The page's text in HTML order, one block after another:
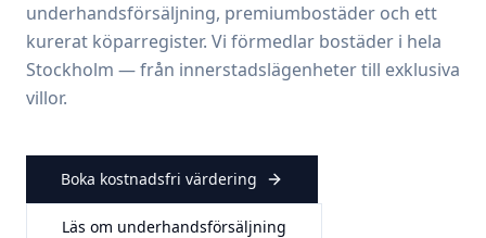
underhandsförsäljning, premiumbostäder och ett
kurerat köparregister. Vi förmedlar bostäder i hela
Stockholm — från innerstadslägenheter till exklusiva
villor.
Boka kostnadsfri värdering
Läs om underhandsförsäljning